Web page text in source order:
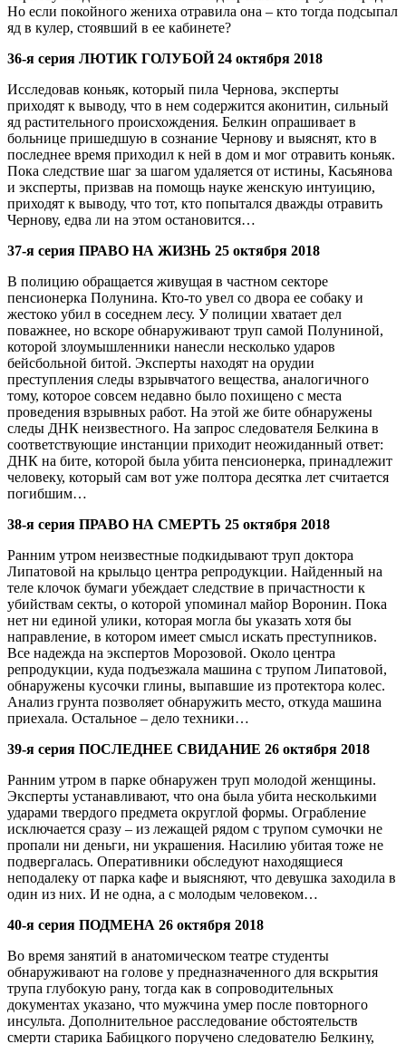
Но если покойного жениха отравила она – кто тогда подсыпал
яд в кулер, стоявший в ее кабинете?
36-я серия ЛЮТИК ГОЛУБОЙ 24 октября 2018
Исследовав коньяк, который пила Чернова, эксперты
приходят к выводу, что в нем содержится аконитин, сильный
яд растительного происхождения. Белкин опрашивает в
больнице пришедшую в сознание Чернову и выяснят, кто в
последнее время приходил к ней в дом и мог отравить коньяк.
Пока следствие шаг за шагом удаляется от истины, Касьянова
и эксперты, призвав на помощь науке женскую интуицию,
приходят к выводу, что тот, кто попытался дважды отравить
Чернову, едва ли на этом остановится…
37-я серия ПРАВО НА ЖИЗНЬ 25 октября 2018
В полицию обращается живущая в частном секторе
пенсионерка Полунина. Кто-то увел со двора ее собаку и
жестоко убил в соседнем лесу. У полиции хватает дел
поважнее, но вскоре обнаруживают труп самой Полуниной,
которой злоумышленники нанесли несколько ударов
бейсбольной битой. Эксперты находят на орудии
преступления следы взрывчатого вещества, аналогичного
тому, которое совсем недавно было похищено с места
проведения взрывных работ. На этой же бите обнаружены
следы ДНК неизвестного. На запрос следователя Белкина в
соответствующие инстанции приходит неожиданный ответ:
ДНК на бите, которой была убита пенсионерка, принадлежит
человеку, который сам вот уже полтора десятка лет считается
погибшим…
38-я серия ПРАВО НА СМЕРТЬ 25 октября 2018
Ранним утром неизвестные подкидывают труп доктора
Липатовой на крыльцо центра репродукции. Найденный на
теле клочок бумаги убеждает следствие в причастности к
убийствам секты, о которой упоминал майор Воронин. Пока
нет ни единой улики, которая могла бы указать хотя бы
направление, в котором имеет смысл искать преступников.
Все надежда на экспертов Морозовой. Около центра
репродукции, куда подъезжала машина с трупом Липатовой,
обнаружены кусочки глины, выпавшие из протектора колес.
Анализ грунта позволяет обнаружить место, откуда машина
приехала. Остальное – дело техники…
39-я серия ПОСЛЕДНЕЕ СВИДАНИЕ 26 октября 2018
Ранним утром в парке обнаружен труп молодой женщины.
Эксперты устанавливают, что она была убита несколькими
ударами твердого предмета округлой формы. Ограбление
исключается сразу – из лежащей рядом с трупом сумочки не
пропали ни деньги, ни украшения. Насилию убитая тоже не
подвергалась. Оперативники обследуют находящиеся
неподалеку от парка кафе и выясняют, что девушка заходила в
один из них. И не одна, а с молодым человеком…
40-я серия ПОДМЕНА 26 октября 2018
Во время занятий в анатомическом театре студенты
обнаруживают на голове у предназначенного для вскрытия
трупа глубокую рану, тогда как в сопроводительных
документах указано, что мужчина умер после повторного
инсульта. Дополнительное расследование обстоятельств
смерти старика Бабицкого поручено следователю Белкину,